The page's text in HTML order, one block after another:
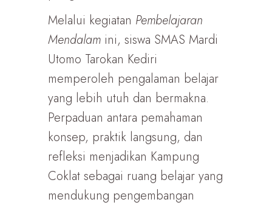
Melalui kegiatan Pembelajaran
Mendalam ini, siswa SMAS Mardi
Utomo Tarokan Kediri
memperoleh pengalaman belajar
yang lebih utuh dan bermakna.
Perpaduan antara pemahaman
konsep, praktik langsung, dan
refleksi menjadikan Kampung
Coklat sebagai ruang belajar yang
mendukung pengembangan